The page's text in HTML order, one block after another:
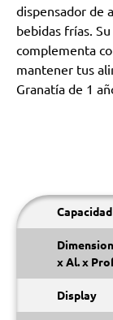
dispensador de
bebidas frías.
complementa
mantener tus
Granatía de 1
Capacidad
x Al. x
Display